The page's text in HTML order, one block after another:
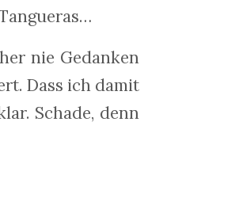
nie Gedanken
Dass ich damit
Schade, denn